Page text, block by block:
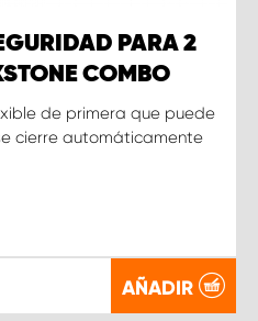
PARA 2
COMBO
de primera que puede
cierre automáticamente
AÑADIR